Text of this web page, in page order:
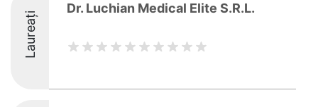
Laureați
Dr. Luchian Medical Elite S.R.L.